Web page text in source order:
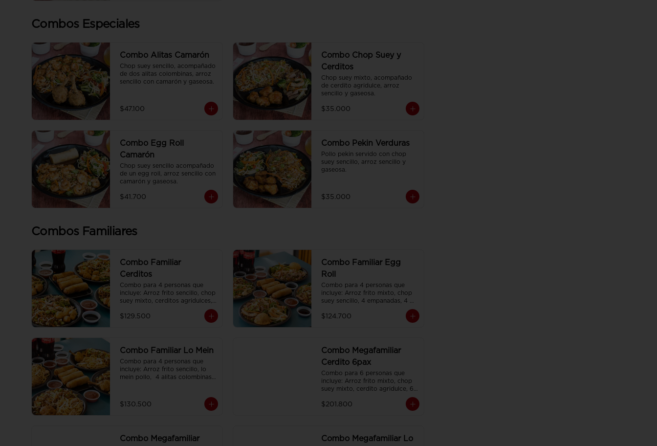
Combos Especiales
Combo Alitas Camarón
Chop suey sencillo, acompañado
de dos alitas colombinas, arroz
sencillo con camarón y gaseosa.
$47.100
Combo Chop Suey y
Cerditos
Chop suey mixto, acompañado
de cerdito agridulce, arroz
sencillo y gaseosa.
$35.000
Combo Egg Roll
Camarón
Chop suey sencillo acompañado
de un egg roll, arroz sencillo con
camarón y gaseosa.
$41.700
Combo Pekin Verduras
Pollo pekin servido con chop
suey sencillo, arroz sencillo y
gaseosa.
$35.000
Combos Familiares
Combo Familiar
Cerditos
Combo para 4 personas que
incluye: Arroz frito sencillo, chop
suey mixto, cerditos agridulces,
sirven en plato individual.
$129.500
Combo Familiar Egg
Roll
Combo para 4 personas que
incluye: Arroz frito mixto, chop
suey sencillo, 4 empanadas, 4
egg roll, 4 gaseosas, servido en
plato individual
$124.700
Combo Familiar Lo Mein
Combo para 4 personas que
incluye: Arroz frito sencillo, lo
mein pollo,  4 alitas colombinas,
$130.500
Combo Megafamiliar
Cerdito 6pax
Combo para 6 personas que
incluye: Arroz frito mixto, chop
suey mixto, cerdito agridulce, 6
egg roll,y 6 gaseosas. Servidos
en platos individuales.
$201.800
Combo Megafamiliar Combo Megafamiliar Lo